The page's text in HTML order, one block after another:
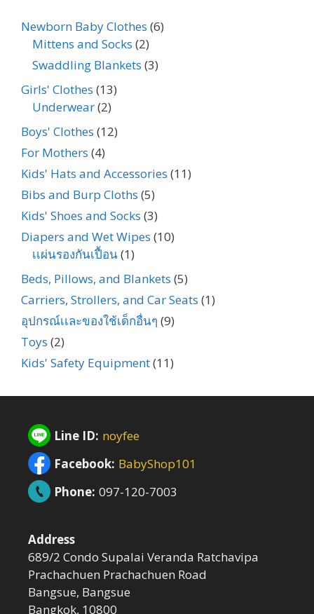
Newborn Baby Clothes (6)
Mittens and Socks (2)
Swaddling Blankets (3)
Girls' Clothes (13)
Underwear(2)
Boys' Clothes (12)
For Mothers (4)
Kids' Hats and Accessories (11)
Bibs and Burp Cloths (5)
Kids' Shoes and Socks (3)
Diapers and Wet Wipes (10)
เเผ่นรองกันเปื้อน(1)
Beds, Pillows, and Blankets (5)
Carriers, Strollers, and Car Seats (1)
อุปกรณ์เเละของใช้เด็กอื่นๆ (9)
Toys (2)
Kids' Safety Equipment(11)
Line ID: noyfee
Facebook: BabyShop101
Phone: 097-120-7003
Address
689/2 Condo Supalai Veranda Ratchavipa
Prachachuen Prachachuen Road
Bangsue, Bangsue
Bangkok, 10800